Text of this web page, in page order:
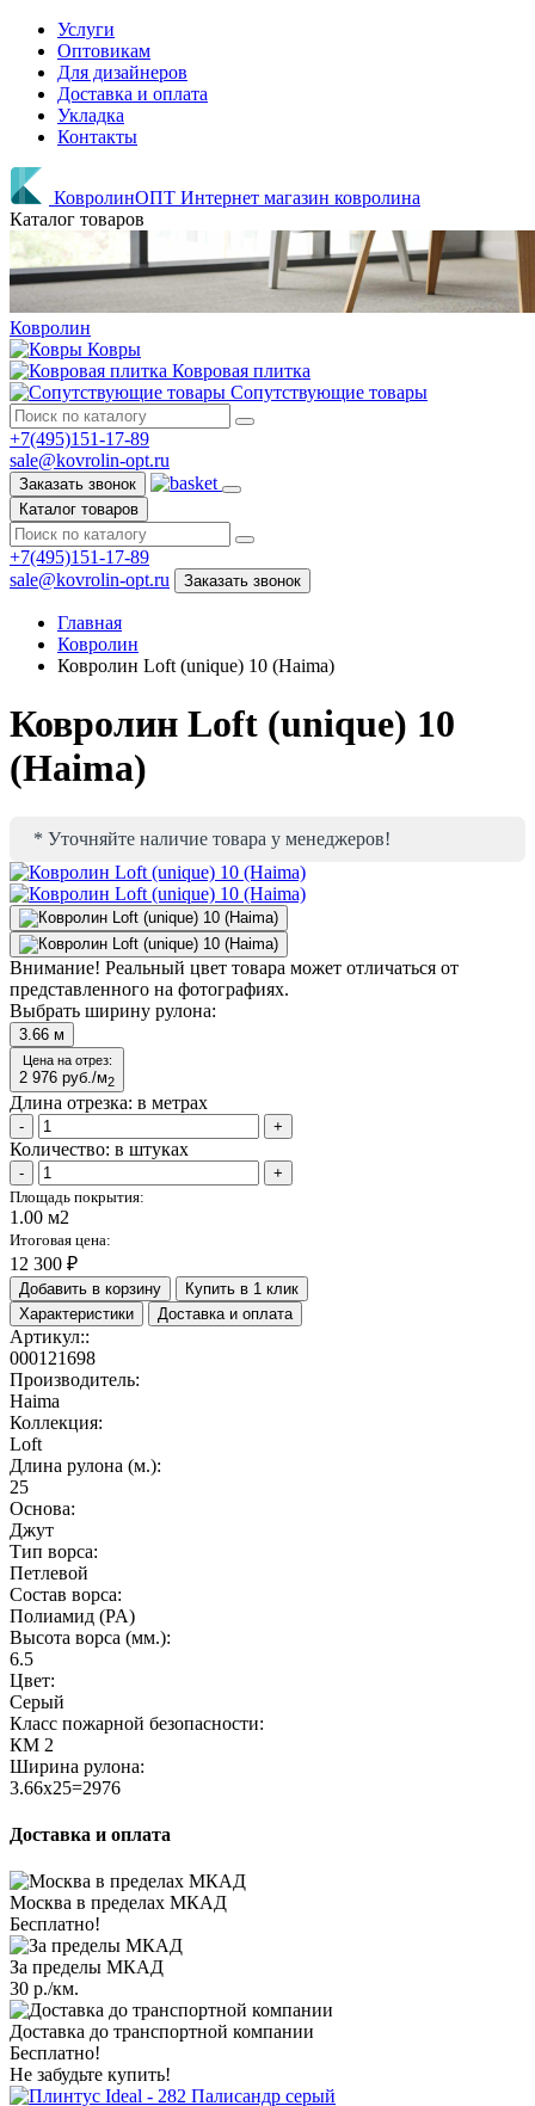
Услуги
Оптовикам
Для дизайнеров
Доставка и оплата
Укладка
Контакты
КовролинОПТ Интернет магазин ковролина
Каталог товаров
Ковролин
Ковры
Ковровая плитка
Сопутствующие товары
+7(495)151-17-89
sale@kovrolin-opt.ru
Заказать звонок
Каталог товаров
+7(495)151-17-89
sale@kovrolin-opt.ru
Заказать звонок
Главная
Ковролин
Ковролин Loft (unique) 10 (Haima)
Ковролин Loft (unique) 10
(Haima)
* Уточняйте наличие товара у менеджеров!
Внимание! Реальный цвет товара может отличаться от
представленного на фотографиях.
Выбрать ширину рулона:
3.66 м
Цена на отрез:
2 976 руб./м2
Длина отрезка: в метрах
- +
Количество: в штуках
-
+
Площадь покрытия:
1.00 м2
Итоговая цена:
12 300 ₽
Добавить в корзину
Купить в 1 клик
Характеристики
Доставка и оплата
Артикул::
000121698
Производитель:
Haima
Коллекция:
Loft
Длина рулона (м.):
25
Основа:
Джут
Тип ворса:
Петлевой
Состав ворса:
Полиамид (PA)
Высота ворса (мм.):
6.5
Цвет:
Серый
Класс пожарной безопасности:
КМ 2
Ширина рулона:
3.66x25=2976
Доставка и оплата
Москва в пределах МКАД
Бесплатно!
За пределы МКАД
30 р./км.
Доставка до транспортной компании
Бесплатно!
Не забудьте купить!